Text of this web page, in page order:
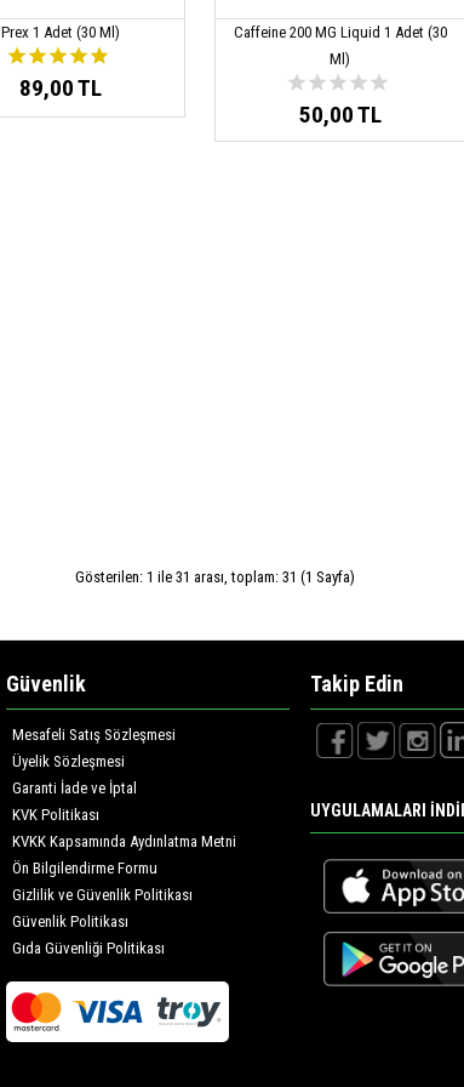
Prex 1 Adet (30 Ml)
89,00 TL
Caffeine 200 MG Liquid 1 Adet (30
Ml)
50,00 TL
Gösterilen: 1 ile 31 arası, toplam: 31 (1 Sayfa)
Güvenlik
Mesafeli Satış Sözleşmesi
Üyelik Sözleşmesi
Garanti İade ve İptal
KVK Politikası
KVKK Kapsamında Aydınlatma Metni
Ön Bilgilendirme Formu
Gizlilik ve Güvenlik Politikası
Güvenlik Politikası
Gıda Güvenliği Politikası
Takip Edin
UYGULAMALARI